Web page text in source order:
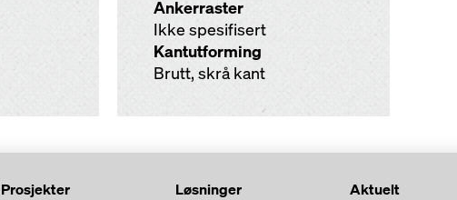
Ankerraster
Ikke spesifisert
Kantutforming
Brutt, skrå kant
Prosjekter
Løsninger
Aktuelt